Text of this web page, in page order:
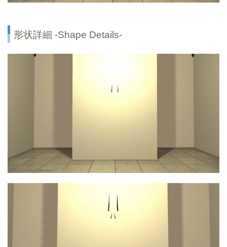
形状詳細 -Shape Details-